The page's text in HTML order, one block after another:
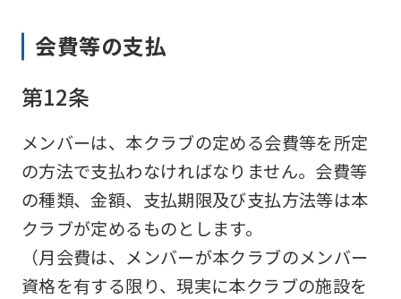
会費等の支払
第12条
メンバーは、本クラブの定める会費等を所定
の方法で支払わなければなりません。会費等
の種類、金額、支払期限及び支払方法等は本
クラブが定めるものとします。
（月会費は、メンバーが本クラブのメンバー
資格を有する限り、現実に本クラブの施設を